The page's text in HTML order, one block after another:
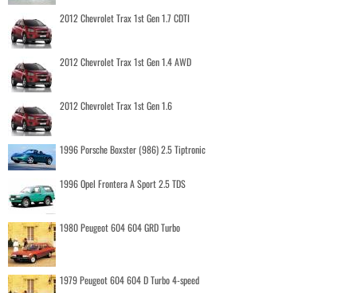
2012 Chevrolet Trax 1st Gen 1.7 CDTI
2012 Chevrolet Trax 1st Gen 1.4 AWD
2012 Chevrolet Trax 1st Gen 1.6
1996 Porsche Boxster (986) 2.5 Tiptronic
1996 Opel Frontera A Sport 2.5 TDS
1980 Peugeot 604 604 GRD Turbo
1979 Peugeot 604 604 D Turbo 4-speed